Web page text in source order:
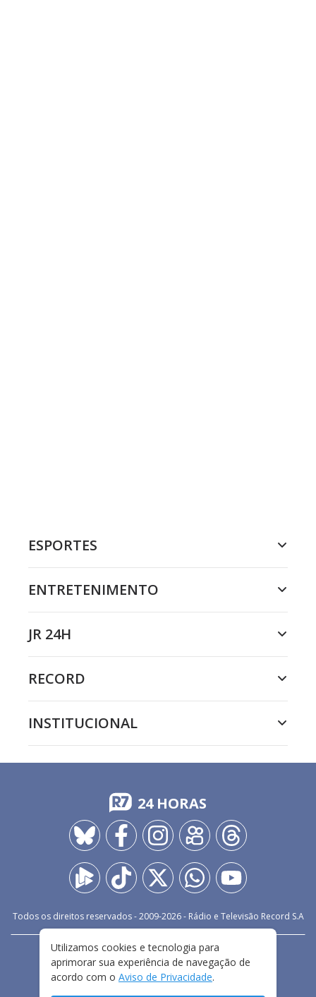
ESPORTES
ENTRETENIMENTO
JR 24H
RECORD
INSTITUCIONAL
24 HORAS
Todos os direitos reservados - 2009-2026- Rádio e Televisão Record S.A
FALE CONOSCO
PRIVACIDADE
TERMOS E CONDIÇÕES DE USO
Utilizamos cookies e tecnologia para
aprimorar sua experiência de navegação de
acordo com o Aviso de Privacidade.